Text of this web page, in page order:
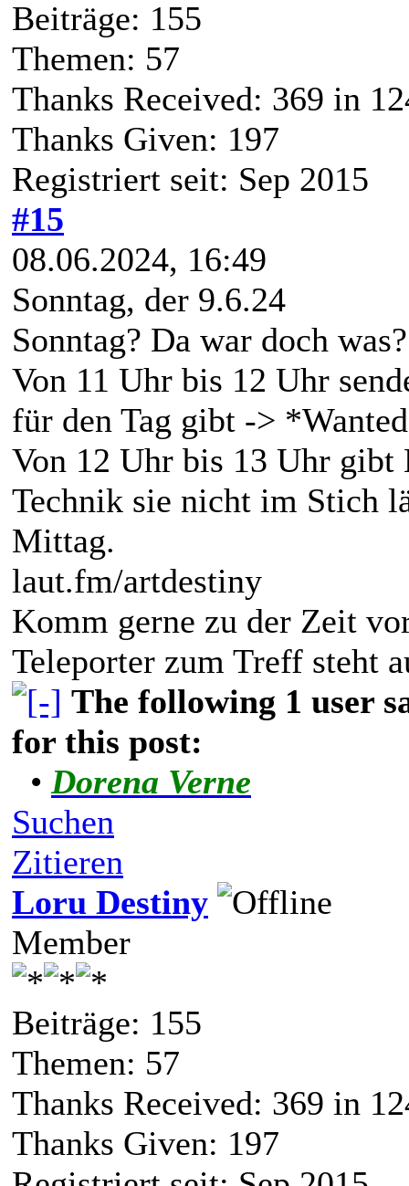
Beiträge: 155
Themen: 57
Thanks Received: 369 in
Thanks Given: 197
Registriert seit: Sep 2015
#15
08.06.2024, 16:49
Sonntag, der 9.6.24
Sonntag? Da war doch
Von 11 Uhr bis 12 Uhr
für den Tag gibt ->
Von 12 Uhr bis 13 Uhr
Technik sie nicht im Stich
Mittag.
laut.fm/artdestiny
Komm gerne zu der Zeit
Teleporter zum Treff steht
The following 1 user
for this post:
• Dorena Verne
Suchen
Zitieren
Loru Destiny
Member
Beiträge: 155
Themen: 57
Thanks Received: 369 in
Thanks Given: 197